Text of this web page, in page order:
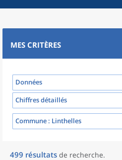
MES CRITÈRES
Données
Chiffres détaillés
Commune : Linthelles
499 résultats de recherche.